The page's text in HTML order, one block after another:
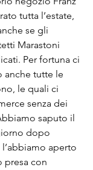
tutta l’estate,
se gli
Marastoni
Per fortuna ci
anche tutte le
le quali ci
senza dei
saputo il
dopo
aperto
presa con